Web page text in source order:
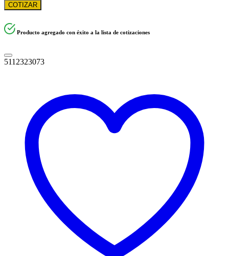
COTIZAR
Producto agregado con éxito a la lista de cotizaciones
5112323073